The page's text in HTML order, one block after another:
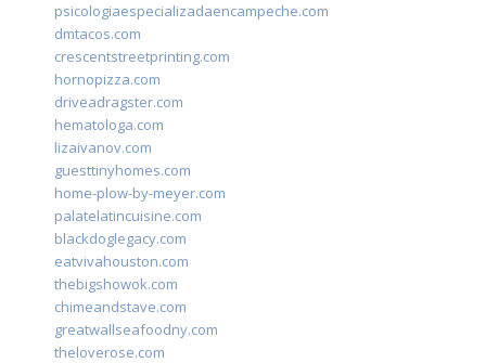
psicologiaespecializadaencampeche.com
dmtacos.com
crescentstreetprinting.com
hornopizza.com
driveadragster.com
hematologa.com
lizaivanov.com
guesttinyhomes.com
home-plow-by-meyer.com
palatelatincuisine.com
blackdoglegacy.com
eatvivahouston.com
thebigshowok.com
chimeandstave.com
greatwallseafoodny.com
theloverose.com